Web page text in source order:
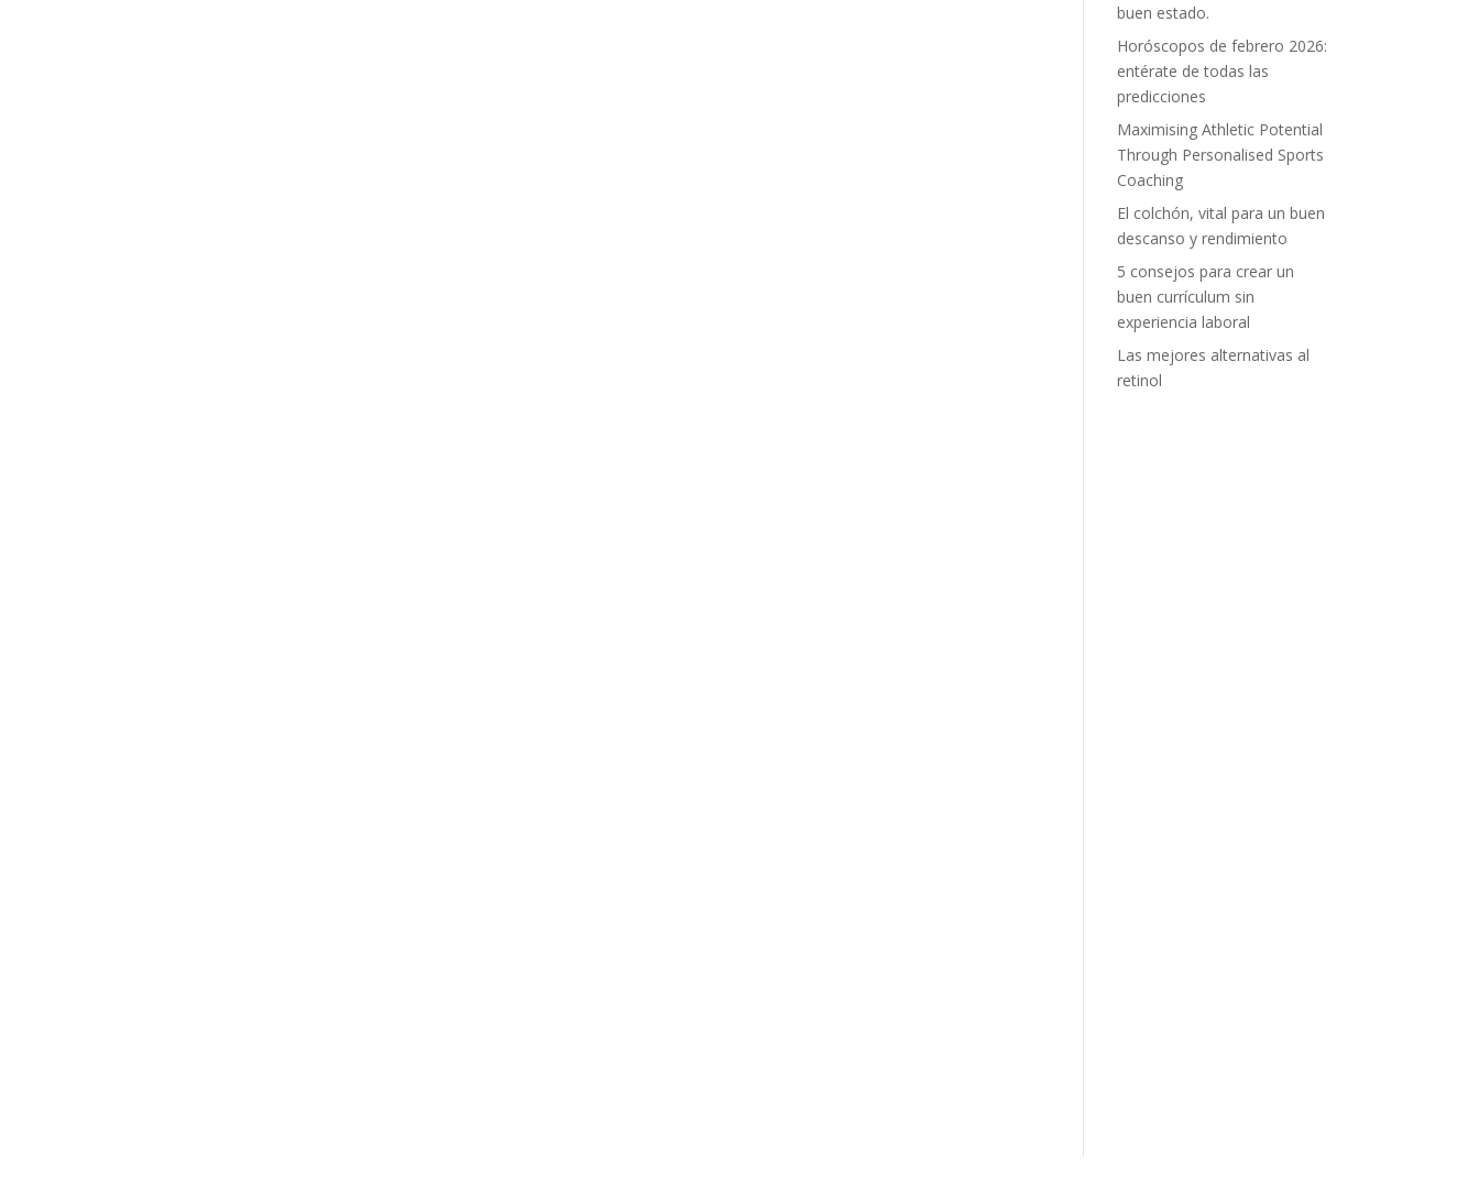
buen estado.
Horóscopos de febrero 2026:
entérate de todas las
predicciones
Maximising Athletic Potential
Through Personalised Sports
Coaching
El colchón, vital para un buen
descanso y rendimiento
5 consejos para crear un
buen currículum sin
experiencia laboral
Las mejores alternativas al
retinol